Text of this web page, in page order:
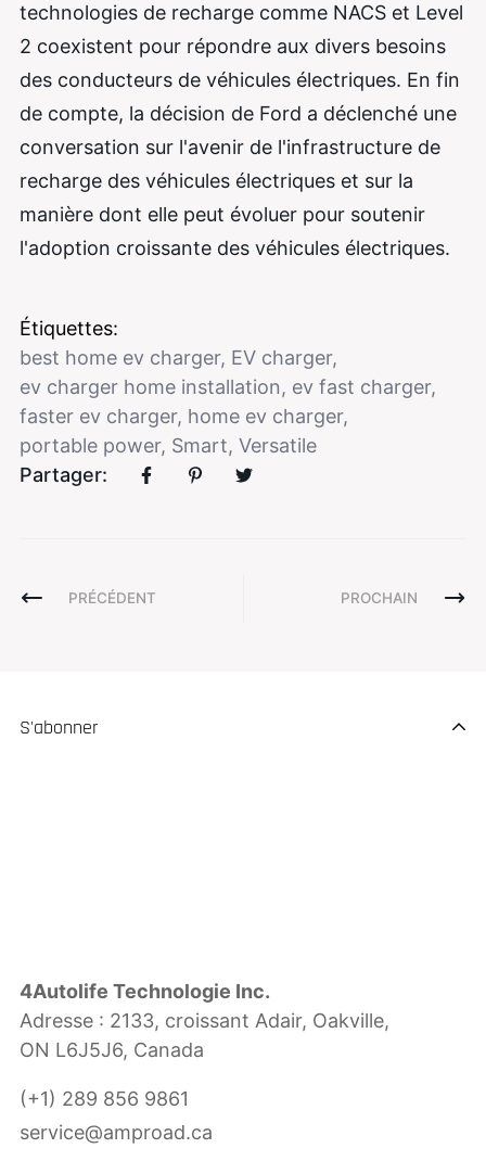
technologies de recharge comme NACS et Level
2 coexistent pour répondre aux divers besoins
des conducteurs de véhicules électriques. En fin
de compte, la décision de Ford a déclenché une
conversation sur l'avenir de l'infrastructure de
recharge des véhicules électriques et sur la
manière dont elle peut évoluer pour soutenir
l'adoption croissante des véhicules électriques.
Étiquettes:
best home ev charger, EV charger,
ev charger home installation, ev fast charger,
faster ev charger, home ev charger,
portable power, Smart, Versatile
Partager:
PRÉCÉDENT PROCHAIN
4Autolife Technologie Inc.
Adresse : 2133, croissant Adair, Oakville,
ON L6J5J6, Canada
(+1) 289 856 9861
service@amproad.ca
S'abonner